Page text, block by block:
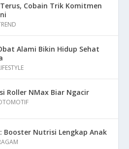
Cobain Trik Komitmen
Alami Bikin Hidup Sehat
Roller NMax Biar Ngacir
Booster Nutrisi Lengkap Anak